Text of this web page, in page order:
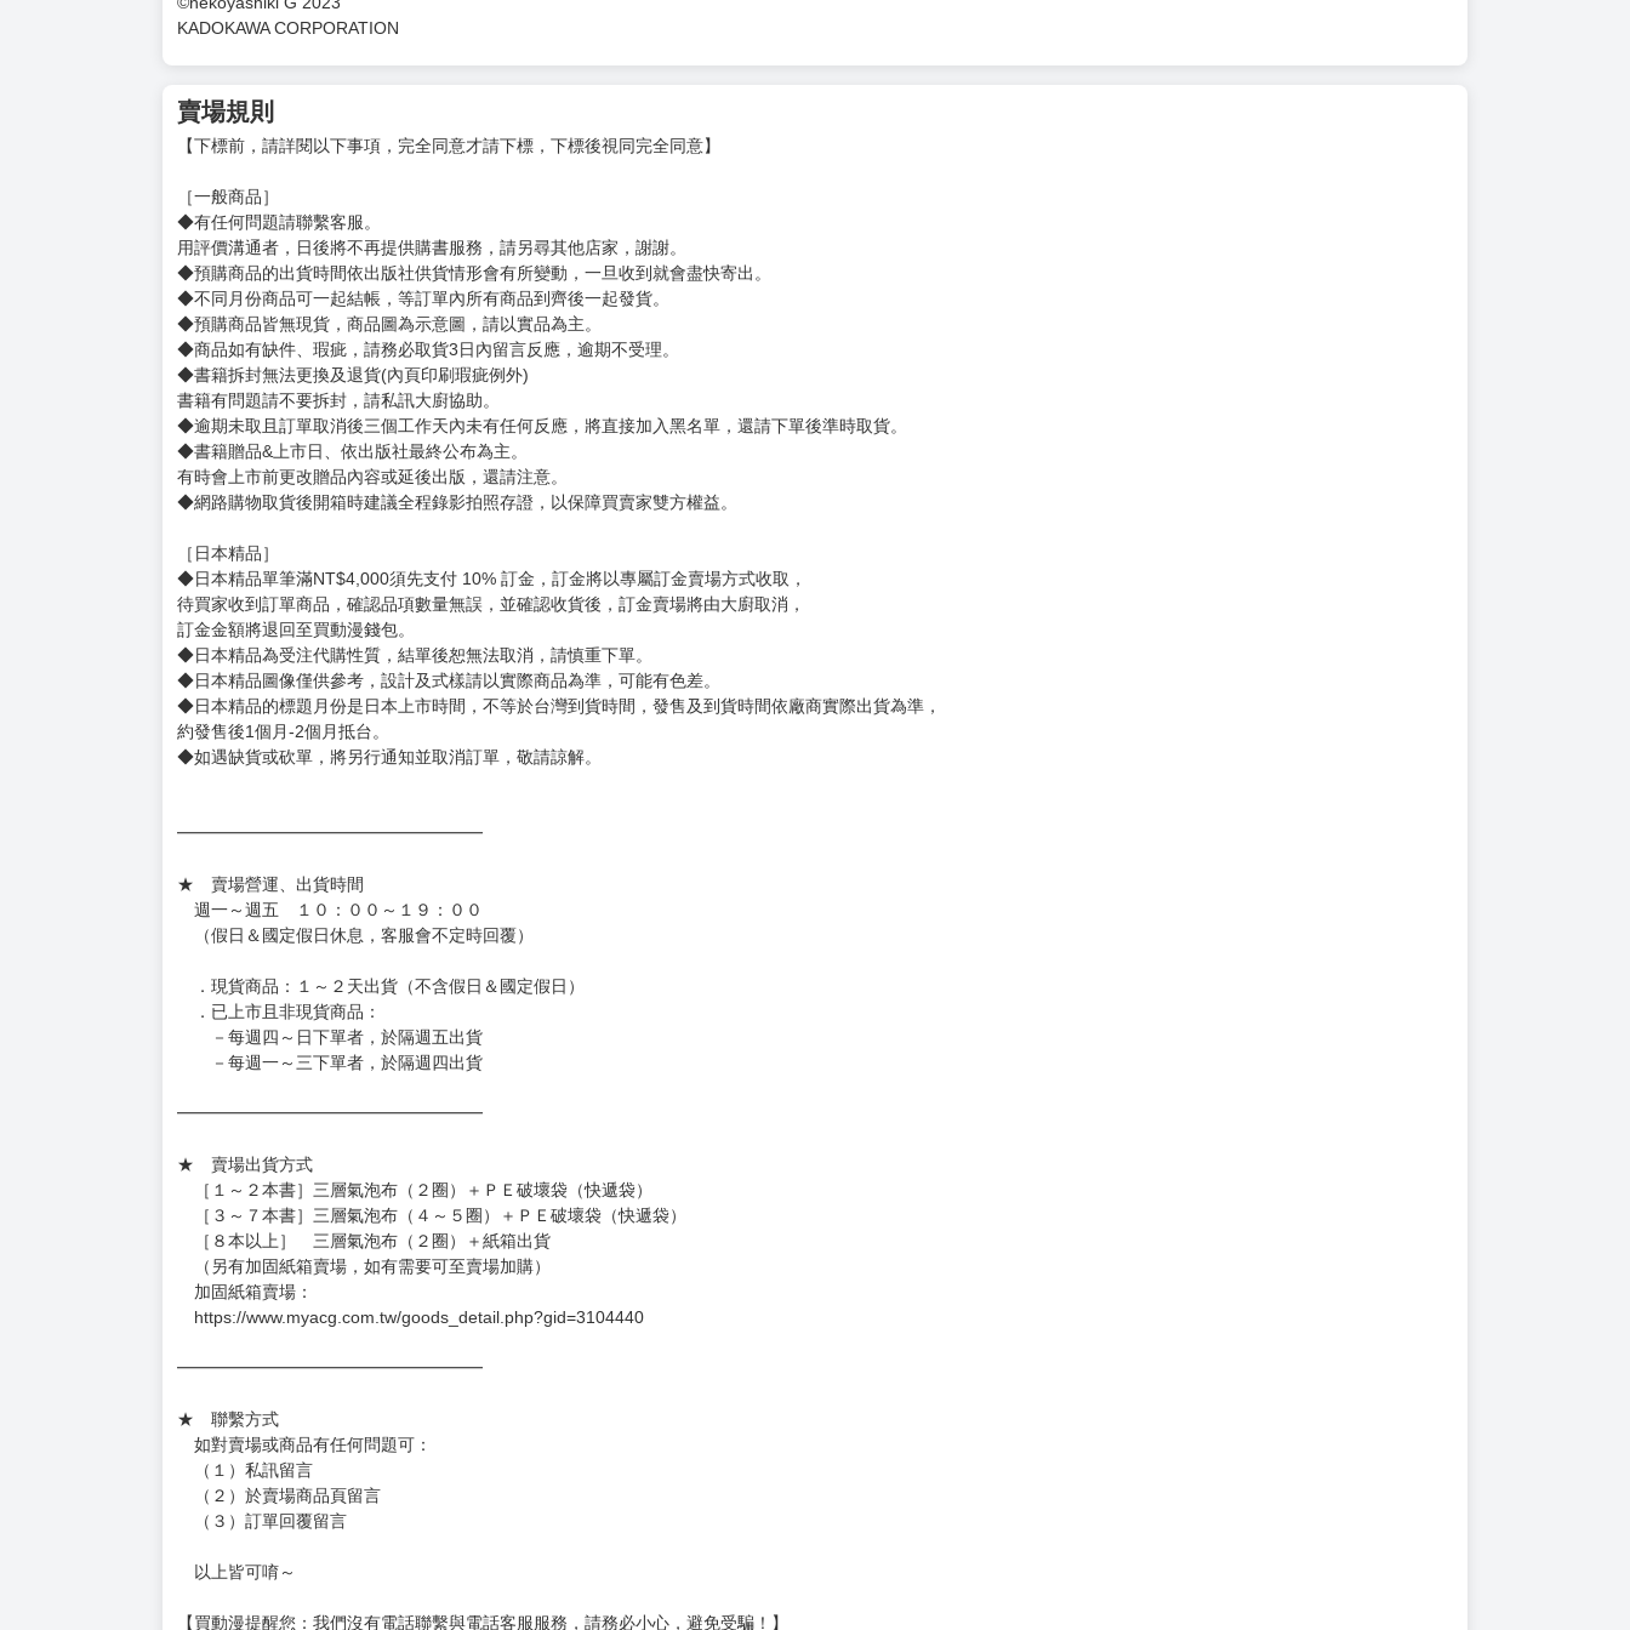
同時在「成為小說家吧」投稿多部作品。
推特：@nekoyashiki_G
角色原案：さばるどろ
以TL為中心的日本插畫家，
推特：@org_doro
©Pan Yamada 2023
©nekoyashiki G 2023
KADOKAWA CORPORATION
賣場規則
【下標前，請詳閱以下事項，完全同意才請下標，下標後視同完全同意】
［一般商品］
◆有任何問題請聯繫客服。
用評價溝通者，日後將不再提供購書服務，請另尋其他店家，謝謝。
◆不同月份商品可一起結帳，等訂單內所有商品到齊後一起發貨。
◆預購商品皆無現貨，商品圖為示意圖，請以實品為主。
◆商品如有缺件、瑕疵，請務必取貨3日內留言反應，逾期不受理。
◆書籍拆封無法更換及退貨(內頁印刷瑕疵例外)
書籍有問題請不要拆封，請私訊大廚協助。
◆逾期未取且訂單取消後三個工作天內未有任何反應，將直接加入黑名單，還請下單後準時取貨。
◆書籍贈品&上市日、依出版社最終公布為主。
有時會上市前更改贈品內容或延後出版，還請注意。
◆網路購物取貨後開箱時建議全程錄影拍照存證，以保障買賣家雙方權益。
訂金金額將退回至買動漫錢包。
◆日本精品為受注代購性質，結單後恕無法取消，請慎重下單。
◆日本精品圖像僅供參考，設計及式樣請以實際商品為準，可能有色差。
約發售後1個月-2個月抵台。
◆如遇缺貨或砍單，將另行通知並取消訂單，敬請諒解。
週一～週五 １０：００～１９：００
（假日＆國定假日休息，客服會不定時回覆）
．現貨商品：１～２天出貨（不含假日＆國定假日）
．已上市且非現貨商品：
－每週四～日下單者，於隔週五出貨
－每週一～三下單者，於隔週四出貨
★ 賣場出貨方式
［１～２本書］三層氣泡布（２圈）＋ＰＥ破壞袋（快遞袋）
［３～７本書］三層氣泡布（４～５圈）＋ＰＥ破壞袋（快遞袋）
［８本以上］ 三層氣泡布（２圈）＋紙箱出貨
（另有加固紙箱賣場，如有需要可至賣場加購）
https://www.myacg.com.tw/goods_detail.php?gid=3104440
━━━━━━━━━━━━━━━━━━